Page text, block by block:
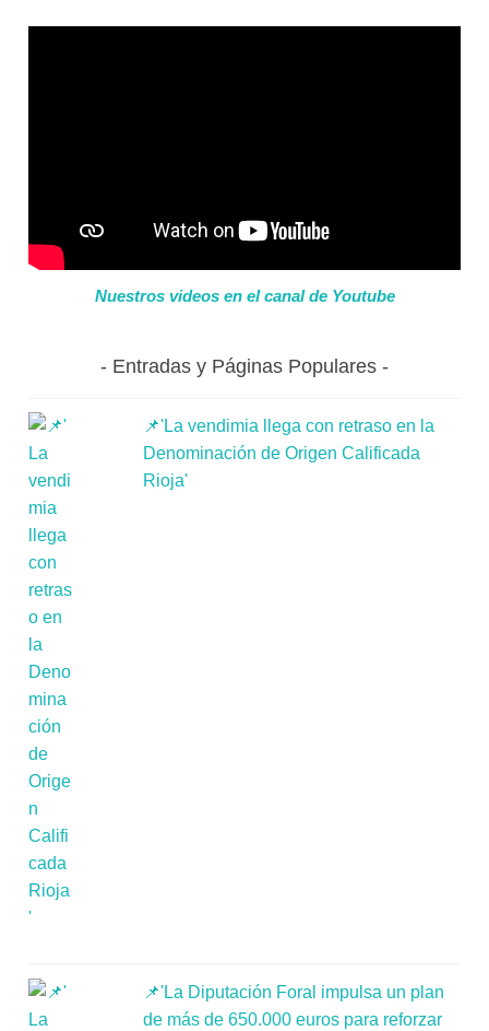
Nuestros videos en el canal de Youtube
Entradas y Páginas Populares
📌'La vendimia llega con retraso en la
Denominación de Origen Calificada
Rioja'
📌'La Diputación Foral impulsa un plan
de más de 650.000 euros para reforzar